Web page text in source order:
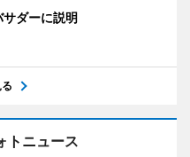
ダーに説明
トニュース